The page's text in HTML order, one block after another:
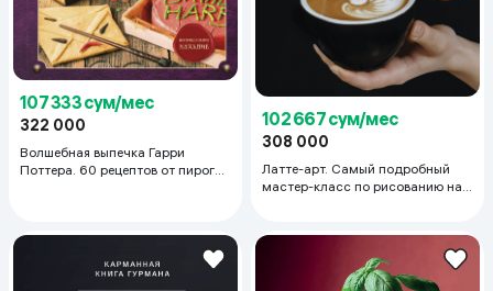
107 333 сум/мес
322 000
Волшебная выпечка Гарри
Поттера. 60 рецептов от пирогов
102 667 сум/мес
308 000
Латте-арт. Самый подробный
мастер-класс по рисованию на